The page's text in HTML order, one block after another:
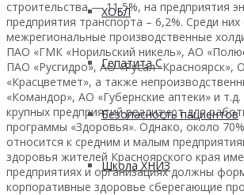
ХОБЛ
Гепатита С
Безопасность пациентов
Школа ХНИЗ
строительства — 11,5%, на предприятия
предприятия транспорта – 6,2%. Среди них
межрегиональные производственные
ПАО «ГМК «Норильский никель», АО
ПАО «Русгидро», АО «Русал- Красноярск»,
«Красцветмет», а также
«Командор», АО «Губернские аптеки» и
крупных предприятий реализуют для
программы «Здоровья». Однако, около
относится к средним и малым
здоровья жителей Красноярского края
предприятиях и организациях должны
корпоративные здоровье сберегающие